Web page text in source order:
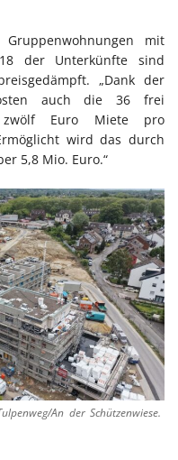
mit
der Unterkünfte sind
„Dank der
auch die 36 frei
zwölf Euro Miete pro
wird das durch
5,8 Mio. Euro.“
An der Schützenwiese.